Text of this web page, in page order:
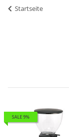
Startseite
SALE 9%